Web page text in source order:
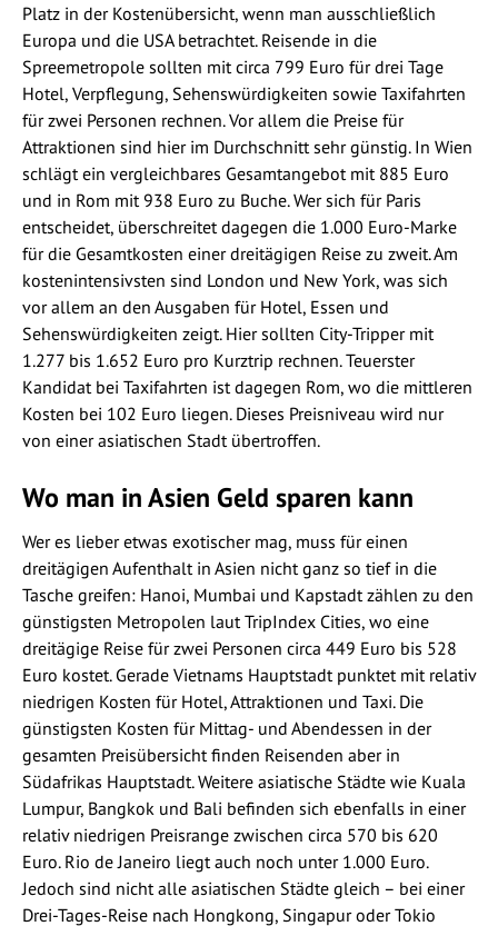
Platz in der Kostenübersicht, wenn man ausschließlich
Europa und die USA betrachtet. Reisende in die
Spreemetropole sollten mit circa 799 Euro für drei Tage
Hotel, Verpflegung, Sehenswürdigkeiten sowie Taxifahrten
für zwei Personen rechnen. Vor allem die Preise für
Attraktionen sind hier im Durchschnitt sehr günstig. In Wien
schlägt ein vergleichbares Gesamtangebot mit 885 Euro
und in Rom mit 938 Euro zu Buche. Wer sich für Paris
entscheidet, überschreitet dagegen die 1.000 Euro-Marke
für die Gesamtkosten einer dreitägigen Reise zu zweit. Am
kostenintensivsten sind London und New York, was sich
vor allem an den Ausgaben für Hotel, Essen und
Sehenswürdigkeiten zeigt. Hier sollten City-Tripper mit
1.277 bis 1.652 Euro pro Kurztrip rechnen. Teuerster
Kandidat bei Taxifahrten ist dagegen Rom, wo die mittleren
Kosten bei 102 Euro liegen. Dieses Preisniveau wird nur
von einer asiatischen Stadt übertroffen.
Wo man in Asien Geld sparen kann
Wer es lieber etwas exotischer mag, muss für einen
dreitägigen Aufenthalt in Asien nicht ganz so tief in die
Tasche greifen: Hanoi, Mumbai und Kapstadt zählen zu den
günstigsten Metropolen laut TripIndex Cities, wo eine
dreitägige Reise für zwei Personen circa 449 Euro bis 528
Euro kostet. Gerade Vietnams Hauptstadt punktet mit relativ
niedrigen Kosten für Hotel, Attraktionen und Taxi. Die
günstigsten Kosten für Mittag- und Abendessen in der
gesamten Preisübersicht finden Reisenden aber in
Südafrikas Hauptstadt. Weitere asiatische Städte wie Kuala
Lumpur, Bangkok und Bali befinden sich ebenfalls in einer
relativ niedrigen Preisrange zwischen circa 570 bis 620
Euro. Rio de Janeiro liegt auch noch unter 1.000 Euro.
Jedoch sind nicht alle asiatischen Städte gleich – bei einer
Drei-Tages-Reise nach Hongkong, Singapur oder Tokio